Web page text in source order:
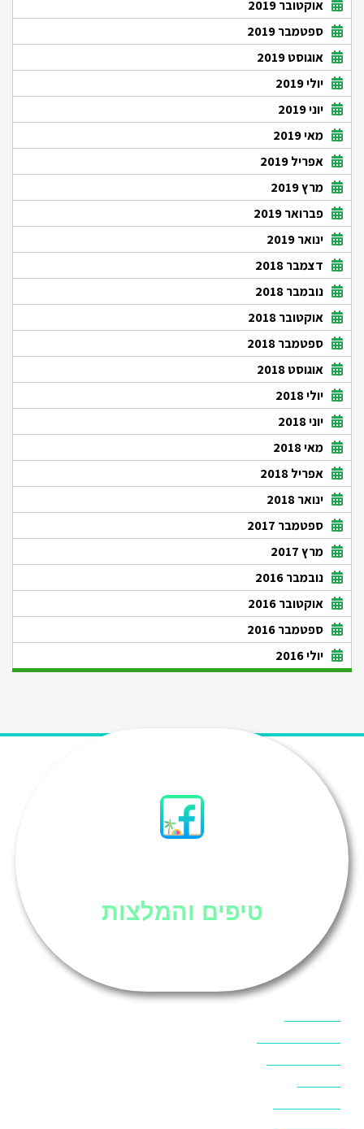
אוקטובר 2019
ספטמבר 2019
אוגוסט 2019
יולי 2019
יוני 2019
מאי 2019
אפריל 2019
מרץ 2019
פברואר 2019
ינואר 2019
דצמבר 2018
נובמבר 2018
אוקטובר 2018
ספטמבר 2018
אוגוסט 2018
יולי 2018
יוני 2018
מאי 2018
אפריל 2018
ינואר 2018
ספטמבר 2017
מרץ 2017
נובמבר 2016
אוקטובר 2016
ספטמבר 2016
יולי 2016
סיני
טיפים והמלצות